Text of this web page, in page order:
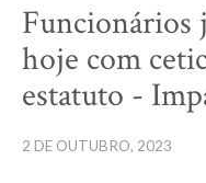
Funcionários
hoje com
estatuto -
2 DE OUTUBRO, 2023